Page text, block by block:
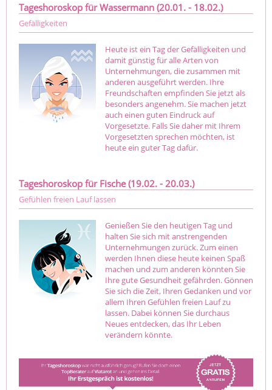
Tageshoroskop für Wassermann (20.01. - 18.02.)
Gefälligkeiten
Heute ist ein Tag der Gefälligkeiten und
damit günstig für alle Arten von
Unternehmungen, die zusammen mit
anderen ausgeführt werden. Ihre
Freundschaften empfinden Sie jetzt als
besonders angenehm. Sie machen jetzt
auch einen guten Eindruck auf
Vorgesetzte. Falls Sie daher mit Ihrem
Vorgesetzten sprechen möchten, ist
heute ein guter Tag dafür.
Tageshoroskop für Fische (19.02. - 20.03.)
Gefühlen freien Lauf lassen
Genießen Sie den heutigen Tag und
halten Sie sich mit anstrengenden
Unternehmungen zurück. Zum einen
werden Ihnen diese heute keinen Spaß
machen und zum anderen könnten Sie
Ihre gute Gesundheit gefährden. Gönnen
Sie sich die Zeit, Ihren Gedanken und vor
allem Ihren Gefühlen freien Lauf zu
lassen. Dabei können Sie durchaus
Neues entdecken, das Ihr Leben
verändern könnte.